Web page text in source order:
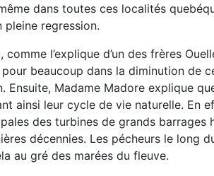
dans toutes ces localités
pleine regression.
comme l’explique d’un des frères
beaucoup dans la diminution de
Ensuite, Madame Madore explique
ainsi leur cycle de vie naturelle. En
des turbines de grands
décennies. Les pécheurs le long
au gré des marées du fleuve.